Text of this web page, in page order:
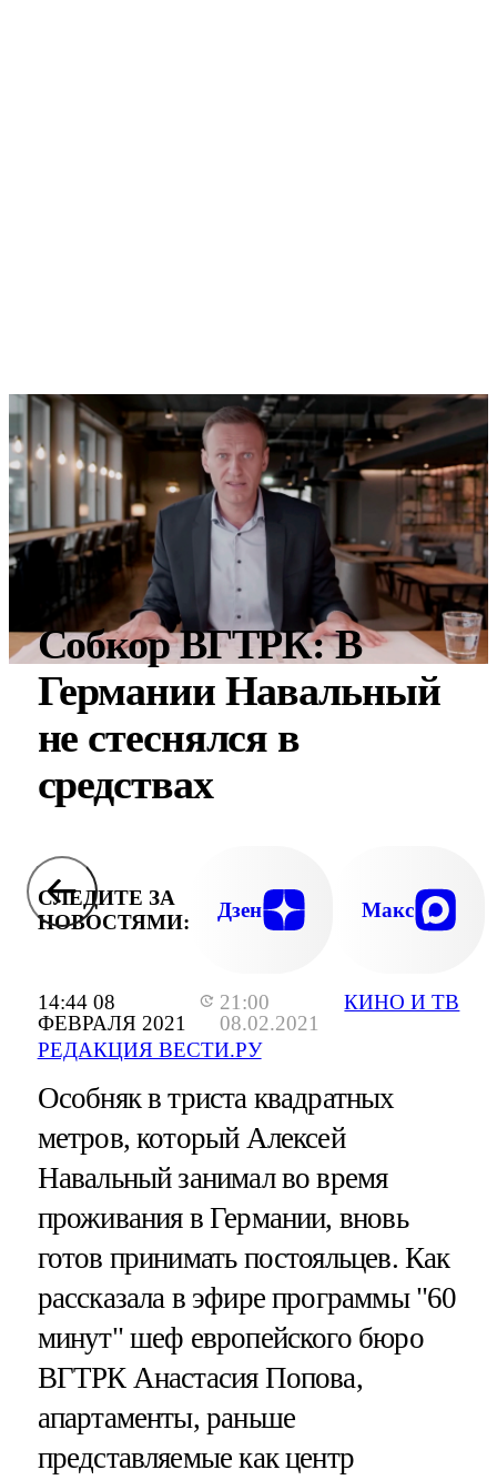
14:44 08
ФЕВРАЛЯ 2021
21:00
08.02.2021
РЕДАКЦИЯ ВЕСТИ.РУ
КИНО И ТВ
Собкор ВГТРК: В
Германии Навальный
не стеснялся в
средствах
СЛЕДИТЕ ЗА
НОВОСТЯМИ:
Дзен Макс
Особняк в триста квадратных
метров, который Алексей
Навальный занимал во время
проживания в Германии, вновь
готов принимать постояльцев. Как
рассказала в эфире программы "60
минут" шеф европейского бюро
ВГТРК Анастасия Попова,
апартаменты, раньше
представляемые как центр